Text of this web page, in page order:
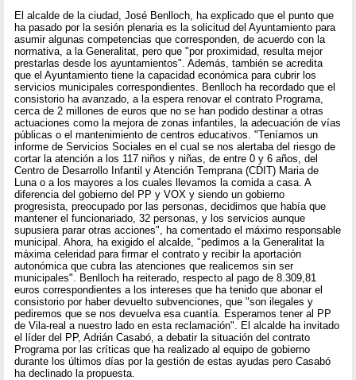
El alcalde de la ciudad, José Benlloch, ha explicado que el punto que
ha pasado por la sesión plenaria es la solicitud del Ayuntamiento para
asumir algunas competencias que corresponden, de acuerdo con la
normativa, a la Generalitat, pero que "por proximidad, resulta mejor
prestarlas desde los ayuntamientos". Además, también se acredita
que el Ayuntamiento tiene la capacidad económica para cubrir los
servicios municipales correspondientes. Benlloch ha recordado que el
consistorio ha avanzado, a la espera renovar el contrato Programa,
cerca de 2 millones de euros que no se han podido destinar a otras
actuaciones como la mejora de zonas infantiles, la adecuación de vías
públicas o el mantenimiento de centros educativos. "Teníamos un
informe de Servicios Sociales en el cual se nos alertaba del riesgo de
cortar la atención a los 117 niños y niñas, de entre 0 y 6 años, del
Centro de Desarrollo Infantil y Atención Temprana (CDIT) Maria de
Luna o a los mayores a los cuales llevamos la comida a casa. A
diferencia del gobierno del PP y VOX y siendo un gobierno
progresista, preocupado por las personas, decidimos que había que
mantener el funcionariado, 32 personas, y los servicios aunque
supusiera parar otras acciones", ha comentado el máximo responsable
municipal. Ahora, ha exigido el alcalde, "pedimos a la Generalitat la
máxima celeridad para firmar el contrato y recibir la aportación
autonómica que cubra las atenciones que realicemos sin ser
municipales". Benlloch ha reiterado, respecto al pago de 8.309,81
euros correspondientes a los intereses que ha tenido que abonar el
consistorio por haber devuelto subvenciones, que "son ilegales y
pediremos que se nos devuelva esa cuantía. Esperamos tener al PP
de Vila-real a nuestro lado en esta reclamación". El alcalde ha invitado
el líder del PP, Adrián Casabó, a debatir la situación del contrato
Programa por las críticas que ha realizado al equipo de gobierno
durante los últimos días por la gestión de estas ayudas pero Casabó
ha declinado la propuesta.